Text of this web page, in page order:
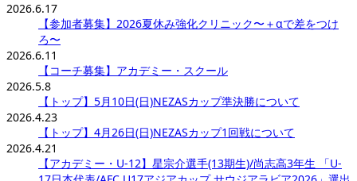
2026.6.17
【参加者募集】2026夏休み強化クリニック〜＋αで差をつけ
ろ〜
2026.6.11
【コーチ募集】アカデミー・スクール
2026.5.8
【トップ】5月10日(日)NEZASカップ準決勝について
2026.4.23
【トップ】4月26日(日)NEZASカップ1回戦について
2026.4.21
【アカデミー・U-12】星宗介選手(13期生)/尚志高3年生 「U-